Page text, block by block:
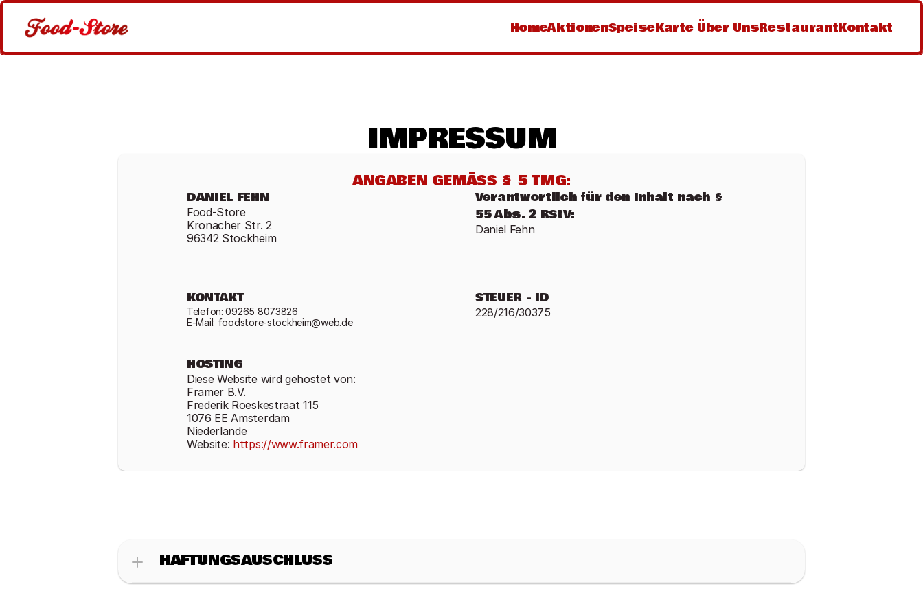
HomeAktionenSpeiseKarte Über UnsRestaurantKontakt
IMPRESSUM
ANGABEN GEMÄSS § 5 TMG:
DANIEL FEHN
Food-Store
Kronacher Str. 2
96342 Stockheim
Verantwortlich für den Inhalt nach §
55 Abs. 2 RStV:
Daniel Fehn
KONTAKT
Telefon: 09265 8073826
E-Mail: foodstore-stockheim@web.de
STEUER - ID
228/216/30375
HOSTING
Diese Website wird gehostet von:
Framer B.V.
Frederik Roeskestraat 115
1076 EE Amsterdam
Niederlande
Website: https://www.framer.com
HAFTUNGSAUSCHLUSS